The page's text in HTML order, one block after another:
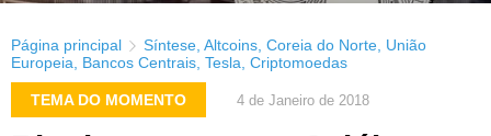
Página principal Síntese Altcoins Coreia do Norte União
Europeia
Bancos Centrais Tesla Criptomoedas
TEMA DO MOMENTO 4 de Janeiro de 2018